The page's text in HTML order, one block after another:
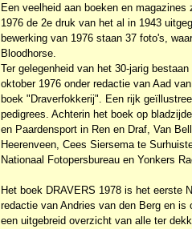
Een veelheid aan boeken en
1976 de 2e druk van het al in 1943
bewerking van 1976 staan 37 foto's,
Bloodhorse.
Ter gelegenheid van het 30-jarig
oktober 1976 onder redactie van Aad
boek "Draverfokkerij". Een rijk
pedigrees. Achterin het boek op
en Paardensport in Ren en Draf, Van
Heerenveen, Cees Siersema te
Nationaal Fotopersbureau en Yonkers
Het boek DRAVERS 1978 is het eerste
redactie van Andries van den Berg en
een uitgebreid overzicht van alle ter